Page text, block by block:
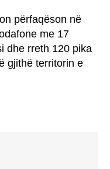
përfaqëson në
me 17
dhe rreth 120 pika
gjithë territorin e